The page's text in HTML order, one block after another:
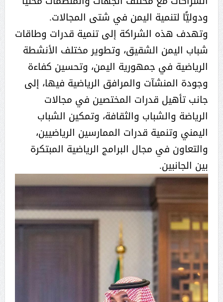
ودوليًّا لتنمية اليمن في شتى المجالات.
وتهدف هذه الشراكة إلى تنمية قدرات وطاقات
شباب اليمن الشقيق، وتطوير مختلف الأنشطة
الرياضية في جمهورية اليمن، وتحسين كفاءة
وجودة المنشآت والمرافق الرياضية فيها، إلى
جانب تأهيل قدرات المختصين في مجالات
الرياضة والشباب والثقافة، وتمكين الشباب
اليمني وتنمية قدرات الممارسين الرياضيين،
والتعاون في مجال البرامج الرياضية المبتكرة
بين الجانبين.